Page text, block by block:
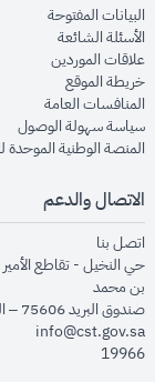
البيانات المفتوحة
الأسئلة الشائعةwindow
علاقات الموردين
خريطة الموقعwindow
المنافسات العامة
سياسة سهولة الوصول
المنصة الوطنية
الاتصال والدعم
اتصل بنا
حي النخيل - تقاطع الأمير
بن محمد
صندوق البريد 75606 – الرياض 11588
info@cst.gov.sa
19966